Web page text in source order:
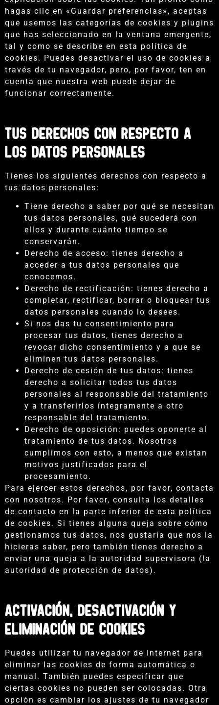
hagas clic en «Guardar preferencias», aceptas
que usemos las categorías de cookies y plugins
que has seleccionado en la ventana emergente,
tal y como se describe en esta política de
cookies. Puedes desactivar el uso de cookies a
través de tu navegador, pero, por favor, ten en
cuenta que nuestra web puede dejar de
funcionar correctamente.
Tus derechos con respecto a
los datos personales
Tienes los siguientes derechos con respecto a
tus datos personales:
Tiene derecho a saber por qué se necesitan
tus datos personales, qué sucederá con
ellos y durante cuánto tiempo se
conservarán.
Derecho de acceso: tienes derecho a
acceder a tus datos personales que
conocemos.
Derecho de rectificación: tienes derecho a
completar, rectificar, borrar o bloquear tus
datos personales cuando lo desees.
Si nos das tu consentimiento para
procesar tus datos, tienes derecho a
revocar dicho consentimiento y a que se
eliminen tus datos personales.
Derecho de cesión de tus datos: tienes
derecho a solicitar todos tus datos
personales al responsable del tratamiento
y a transferirlos íntegramente a otro
responsable del tratamiento.
Derecho de oposición: puedes oponerte al
tratamiento de tus datos. Nosotros
cumplimos con esto, a menos que existan
motivos justificados para el
procesamiento.
Para ejercer estos derechos, por favor, contacta
con nosotros. Por favor, consulta los detalles
de contacto en la parte inferior de esta política
de cookies. Si tienes alguna queja sobre cómo
gestionamos tus datos, nos gustaría que nos la
hicieras saber, pero también tienes derecho a
enviar una queja a la autoridad supervisora (la
autoridad de protección de datos).
Activación, desactivación y
eliminación de cookies
Puedes utilizar tu navegador de Internet para
eliminar las cookies de forma automática o
manual. También puedes especificar que
ciertas cookies no pueden ser colocadas. Otra
opción es cambiar los ajustes de tu navegador